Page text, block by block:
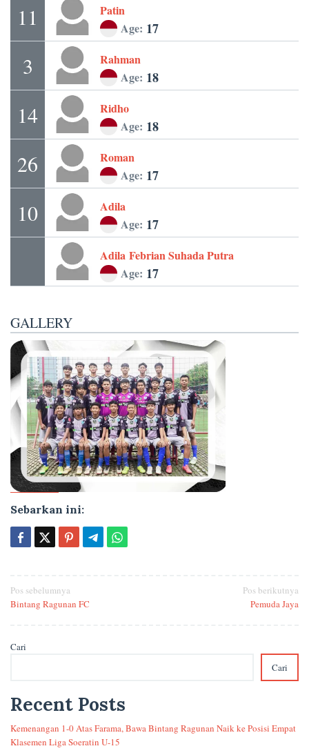
11
Patin
Age: 17
3
Rahman
Age: 18
14
Ridho
Age: 18
26
Roman
Age: 17
10
Adila
Age: 17
Adila Febrian Suhada Putra
Age: 17
GALLERY
Sebarkan ini:
Pos sebelumnya
Bintang Ragunan FC
Pos berikutnya
Pemuda Jaya
Cari
Cari
Recent Posts
Kemenangan 1-0 Atas Farama, Bawa Bintang Ragunan Naik ke Posisi Empat
Klasemen Liga Soeratin U-15